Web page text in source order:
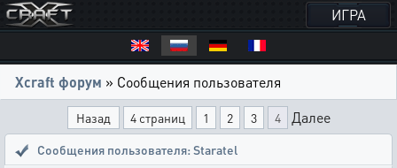
ИГРА
Xcraft форум » Сообщения пользователя
Назад 4 страниц 1 2 3 4 Далее
Сообщения пользователя: Staratel